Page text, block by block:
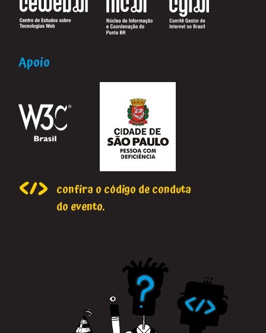
Apoio
confira o código de conduta
do evento.